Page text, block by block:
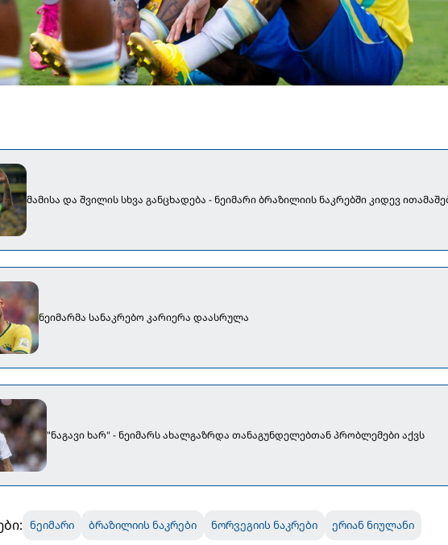
მამისა და შვილის სხვა განცხადება - ნეიმარი ბრაზილიის ნაკრებში კიდევ
ნეიმარმა სანაკრებო კარიერა დაასრულა
"ნაგავი ხარ" - ნეიმარს ახალგაზრდა თანაგუნდელებთან პრობლემები აქვს
ნეიმარი ბრაზილიის ნაკრები ნორვეგიის ნაკრები ერიან ნიულანი